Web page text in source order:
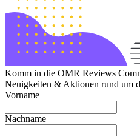
Komm in die OMR Reviews
Neuigkeiten & Aktionen rund um
Vorname
Nachname